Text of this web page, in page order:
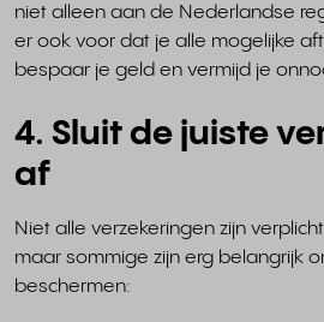
niet alleen aan de Nederlandse
er ook voor dat je alle mogelijke
bespaar je geld en vermijd je
4. Sluit de juiste
af
Niet alle verzekeringen zijn
maar sommige zijn erg belangrijk
beschermen: